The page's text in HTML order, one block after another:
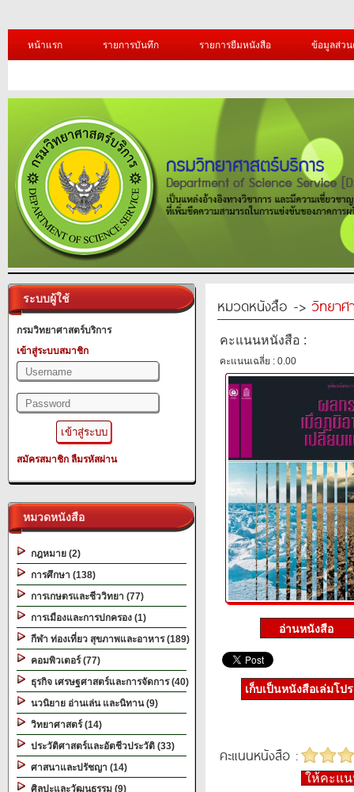
หน้าแรก รายการบันทึก รายการยืมหนังสือ ข้อมูลส่ว
ระบบผู้ใช้
กรมวิทยาศาสตร์บริการ
เข้าสู่ระบบสมาชิก
สมัครสมาชิก ลืมรหัสผ่าน
หมวดหนังสือ
กฎหมาย (2)
การศึกษา (138)
การเกษตรและชีววิทยา (77)
การเมืองและการปกครอง (1)
กีฬา ท่องเที่ยว สุขภาพและอาหาร (189)
คอมพิวเตอร์ (77)
ธุรกิจ เศรษฐศาสตร์และการจัดการ (40)
นวนิยาย อ่านเล่น และนิทาน (9)
วิทยาศาสตร์ (14)
ประวัติศาสตร์และอัตชีวประวัติ (33)
ศาสนาและปรัชญา (14)
ศิลปะและวัฒนธรรม (9)
หมวดหนังสือ -> วิทยาศ
คะแนนหนังสือ :
คะแนนเฉลี่ย : 0.00
เก็บเป็นหนังสือเล่มโป
คะแนนหนังสือ :
ให้คะแ